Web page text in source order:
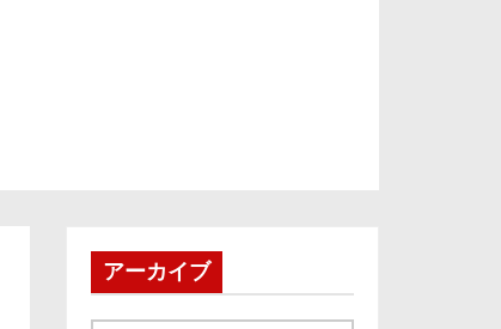
アーカイブ